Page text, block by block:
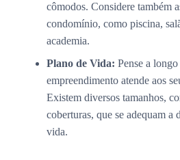
cômodos. Considere também
condomínio, como piscina,
academia.
Plano de Vida: Pense a
empreendimento atende aos
Existem diversos tamanhos,
coberturas, que se adequam a
vida.